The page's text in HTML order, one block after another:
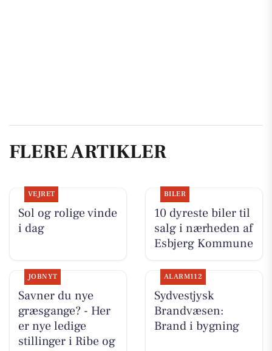
FLERE ARTIKLER
VEJRET
Sol og rolige vinde
i dag
BILER
10 dyreste biler til
salg i nærheden af
Esbjerg Kommune
JOBNYT
Savner du nye
græsgange? - Her
er nye ledige
stillinger i Ribe og
ALARM112
Sydvestjysk
Brandvæsen:
Brand i bygning